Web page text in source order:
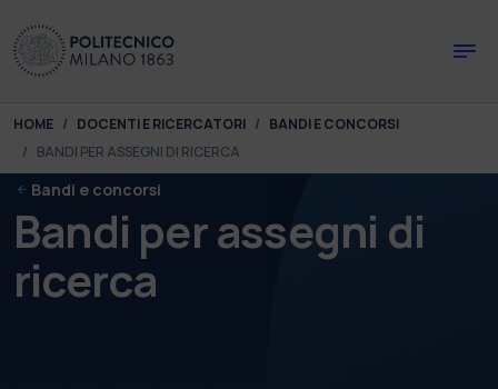
You are here:
HOME DOCENTI E RICERCATORI
BANDI E CONCORSI
BANDI PER ASSEGNI DI RICERCA
Bandi e concorsi
Bandi per assegni di
ricerca